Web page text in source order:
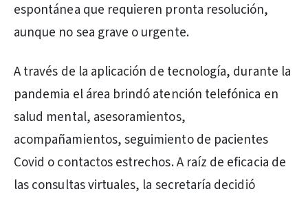
espontánea que requieren pronta resolución,
aunque no sea grave o urgente.
A través de la aplicación de tecnología, durante la
pandemia el área brindó atención telefónica en
salud mental, asesoramientos,
acompañamientos, seguimiento de pacientes
Covid o contactos estrechos. A raíz de eficacia de
las consultas virtuales, la secretaría decidió